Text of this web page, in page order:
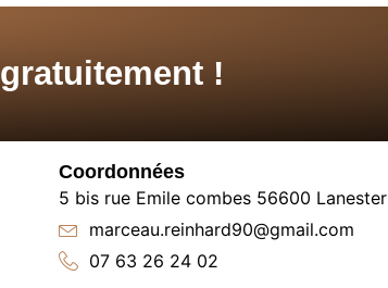
!
Coordonnées
5 bis rue Emile combes 56600 Lanester
marceau.reinhard90@gmail.com
07 63 26 24 02